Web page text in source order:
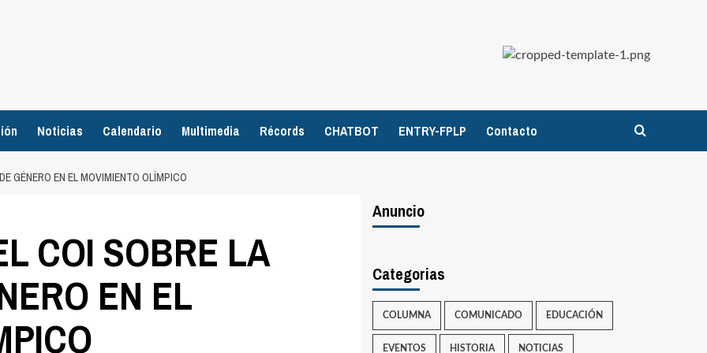
Noticias Calendario Multimedia Récords CHATBOT ENTRY-FPLP Contacto
GÉNERO EN EL MOVIMIENTO OLÍMPICO
COI SOBRE LA
EN EL
Anuncio
Categorias
COLUMNA COMUNICADO EDUCACIÓN
EVENTOS HISTORIA NOTICIAS